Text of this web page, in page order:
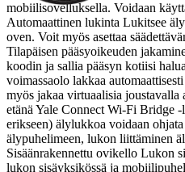
mobiilisovelluksella. Voidaan
Automaattinen lukinta Lukitsee
oven. Voit myös asettaa
Tilapäisen pääsyoikeuden
koodin ja sallia pääsyn kotiisi
voimassaolo lakkaa
myös jakaa virtuaalisia
etänä Yale Connect Wi-Fi Bridge
erikseen) älylukkoa voidaan
älypuhelimeen, lukon liittäminen
Sisäänrakennettu ovikello Lukon
lukon sisäyksikössä ja